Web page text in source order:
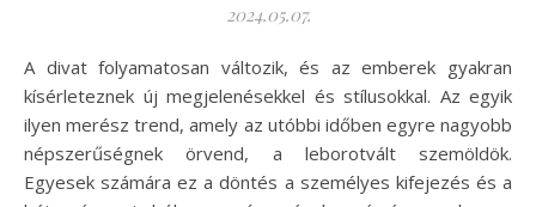
2024.05.07.
A divat folyamatosan változik, és az emberek gyakran
kísérleteznek új megjelenésekkel és stílusokkal. Az egyik
ilyen merész trend, amely az utóbbi időben egyre nagyobb
népszerűségnek örvend, a leborotvált szemöldök.
Egyesek számára ez a döntés a személyes kifejezés és a